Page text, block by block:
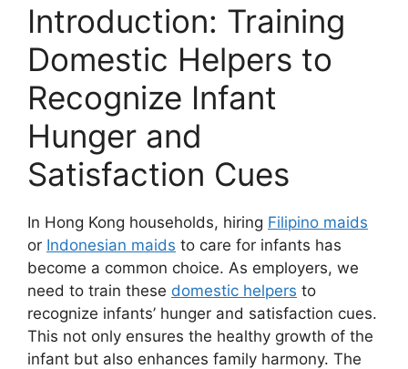
Introduction: Training
Domestic Helpers to
Recognize Infant
Hunger and
Satisfaction Cues
In Hong Kong households, hiring Filipino maids
or Indonesian maids to care for infants has
become a common choice. As employers, we
need to train these domestic helpers to
recognize infants’ hunger and satisfaction cues.
This not only ensures the healthy growth of the
infant but also enhances family harmony. The